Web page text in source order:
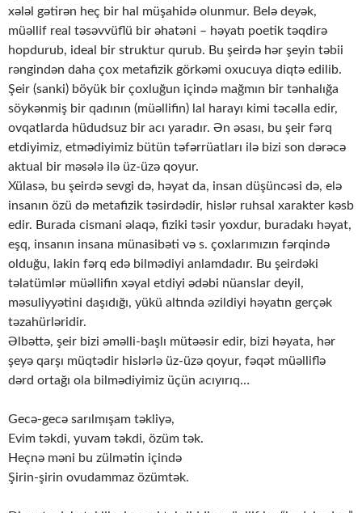
xələl gətirən heç bir hal müşahidə olunmur. Belə deyək,
müəllif real təsəvvüflü bir əhatəni – həyatı poetik təqdirə
hopdurub, ideal bir struktur qurub. Bu şeirdə hər şeyin təbii
rəngindən daha çox metafizik görkəmi oxucuya diqtə edilib.
Şeir (sanki) böyük bir çoxluğun içində mağmın bir tənhalığa
söykənmiş bir qadının (müəllifin) lal harayı kimi təcəlla edir,
ovqatlarda hüdudsuz bir acı yaradır. Ən əsası, bu şeir fərq
etdiyimiz, etmədiyimiz bütün təfərrüatları ilə bizi son dərəcə
aktual bir məsələ ilə üz-üzə qoyur.
Xülasə, bu şeirdə sevgi də, həyat da, insan düşüncəsi də, elə
insanın özü də metafizik təsirdədir, hislər ruhsal xarakter kəsb
edir. Burada cismani əlaqə, fiziki təsir yoxdur, buradakı həyat,
eşq, insanın insana münasibəti və s. çoxlarımızın fərqində
olduğu, lakin fərq edə bilmədiyi anlamdadır. Bu şeirdəki
təlatümlər müəllifin xəyal etdiyi ədəbi nüanslar deyil,
məsuliyyətini daşıdığı, yükü altında əzildiyi həyatın gerçək
təzahürləridir.
Əlbəttə, şeir bizi əməlli-başlı mütəəsir edir, bizi həyata, hər
şeyə qarşı müqtədir hislərlə üz-üzə qoyur, fəqət müəlliflə
dərd ortağı ola bilmədiyimiz üçün acıyırıq…
Gecə-gecə sarılmışam təkliyə,
Evim təkdi, yuvam təkdi, özüm tək.
Heçnə məni bu zülmətin içində
Şirin-şirin ovudammaz özümtək.